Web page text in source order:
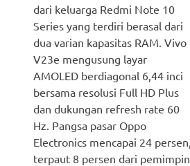
dari keluarga Redmi Note 10
Series yang terdiri berasal dari
dua varian kapasitas RAM. Vivo
V23e mengusung layar
AMOLED berdiagonal 6,44 inci
bersama resolusi Full HD Plus
dan dukungan refresh rate 60
Hz. Pangsa pasar Oppo
Electronics mencapai 24 persen,
terpaut 8 persen dari pemimpin